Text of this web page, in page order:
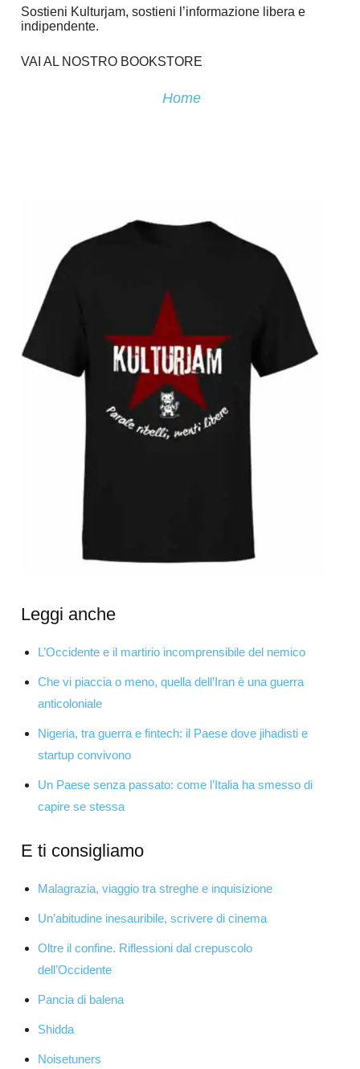
Sostieni Kulturjam, sostieni l’informazione libera e
indipendente.
VAI AL NOSTRO BOOKSTORE
Home
Leggi anche
L’Occidente e il martirio incomprensibile del nemico
Che vi piaccia o meno, quella dell’Iran è una guerra
anticoloniale
Nigeria, tra guerra e fintech: il Paese dove jihadisti e
startup convivono
Un Paese senza passato: come l’Italia ha smesso di
capire se stessa
E ti consigliamo
Malagrazia, viaggio tra streghe e inquisizione
Un’abitudine inesauribile, scrivere di cinema
Oltre il confine. Riflessioni dal crepuscolo
dell’Occidente
Pancia di balena
Shidda
Noisetuners